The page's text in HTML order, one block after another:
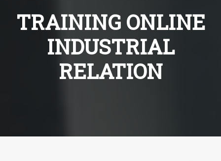
TRAINING ONLINE
INDUSTRIAL
RELATION